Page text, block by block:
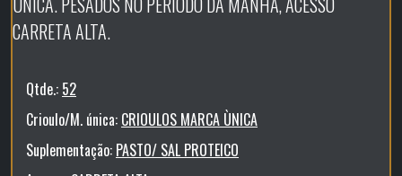
CARRETA ALTA.
Qtde.: 52
Crioulo/M. única: CRIOULOS MARCA ÙNICA
Suplementação: PASTO/ SAL PROTEICO